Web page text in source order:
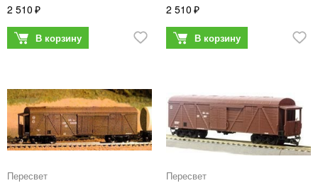
2 510 2 510
Пересвет Пересвет